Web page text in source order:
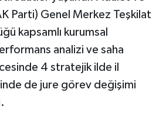
Parti) Genel Merkez Teşkilat
kapsamlı kurumsal
analizi ve saha
4 stratejik ilde il
de jure görev değişimi